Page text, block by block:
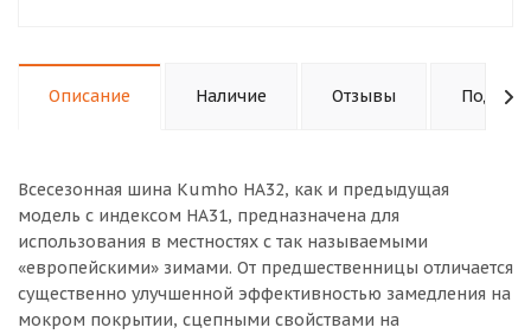
Описание Наличие Отзывы
Всесезонная шина Kumho HA32, как и предыдущая
модель с индексом HA31, предназначена для
использования в местностях с так называемыми
«европейскими» зимами. От предшественницы отличается
существенно улучшенной эффективностью замедления на
мокром покрытии, сцепными свойствами на